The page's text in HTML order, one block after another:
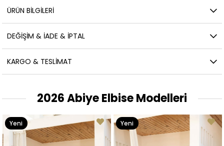
ÜRÜN BILGILERI
DEĞIŞIM & İADE & İPTAL
KARGO & TESLIMAT
2026 Abiye Elbise Modelleri
Yeni
Ürün
Yeni
Ürün